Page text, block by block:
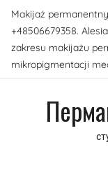
Перейти
содержимому
Makijaż
+48506679358.
zakresu makijażu
mikropigmentacji